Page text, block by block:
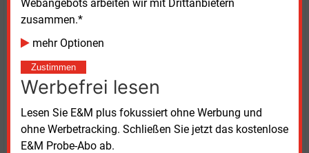
Webangebots arbeiten wir mit Drittanbietern
zusammen.*
mehr Optionen
Zustimmen
Werbefrei lesen
Lesen Sie E&M plus fokussiert ohne Werbung und
ohne Werbetracking. Schließen Sie jetzt das kostenlose
E&M Probe-Abo ab.
Mehr Vorsorge gefordert
sinnvoll, bereits jetzt über Instrumente zu sprechen,
die den Marktmechanismus erhalten und zugleich
schaffen. Als Beispiel nennt er eine nationale,
strategische Gasreserve nach dem Vorbild der